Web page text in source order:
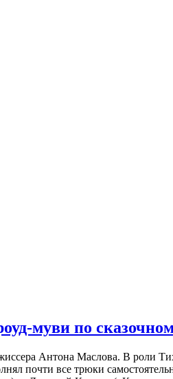
муви по
Антона Маслова. В роли
почти все трюки